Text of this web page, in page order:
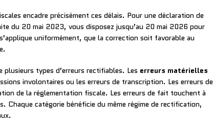
encadre précisément ces délais. Pour une déclaration de
du 20 mai 2023, vous disposez jusqu’au 20 mai 2026 pour
uniformément, que la correction soit favorable au
types d’erreurs rectifiables. Les erreurs matérielles
involontaires ou les erreurs de transcription. Les erreurs de
de la réglementation fiscale. Les erreurs de fait touchent à
Chaque catégorie bénéficie du même régime de rectification,